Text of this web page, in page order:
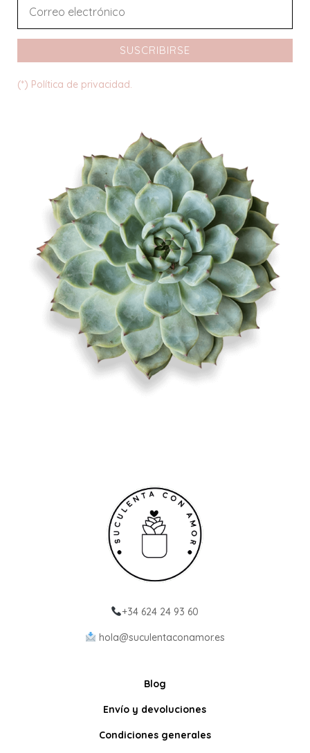
SUSCRIBIRSE
(*) Política de privacidad.
+34 624 24 93 60
hola@suculentaconamor.es
Blog
Envío y devoluciones
Condiciones generales